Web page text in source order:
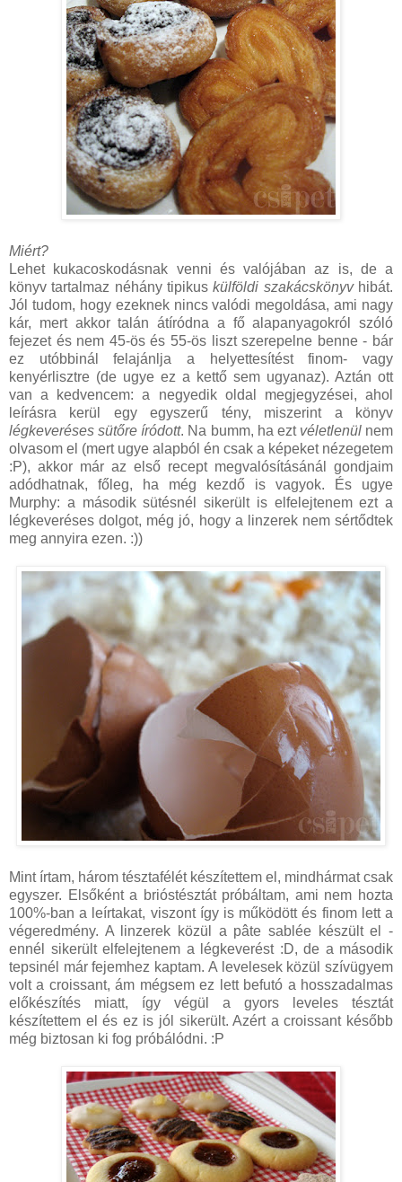
Miért?
Lehet kukacoskodásnak venni és valójában az is, de a
könyv tartalmaz néhány tipikuskülföldi szakácskönyv hibát.
Jól tudom, hogy ezeknek nincs valódi megoldása, ami nagy
kár, mert akkor talán átíródna a fő alapanyagokról szóló
fejezet és nem 45-ös és 55-ös liszt szerepelne benne - bár
ez utóbbinál felajánlja a helyettesítést finom- vagy
kenyérlisztre (de ugye ez a kettő sem ugyanaz). Aztán ott
van a kedvencem: a negyedik oldal megjegyzései, ahol
leírásra kerül egy egyszerű tény, miszerint a könyv
légkeveréses sütőre íródott. Na bumm, ha ezt véletlenül nem
olvasom el (mert ugye alapból én csak a képeket nézegetem
:P), akkor már az első recept megvalósításánál gondjaim
adódhatnak, főleg, ha még kezdő is vagyok. És ugye
Murphy: a második sütésnél sikerült is elfelejtenem ezt a
légkeveréses dolgot, még jó, hogy a linzerek nem sértődtek
meg annyira ezen. :))
Mint írtam, három tésztafélét készítettem el, mindhármat csak
egyszer. Elsőként a brióstésztát próbáltam, ami nem hozta
100%-ban a leírtakat, viszont így is működött és finom lett a
végeredmény. A linzerek közül a pâte sablée készült el -
ennél sikerült elfelejtenem a légkeverést :D, de a második
tepsinél már fejemhez kaptam. A levelesek közül szívügyem
volt a croissant, ám mégsem ez lett befutó a hosszadalmas
előkészítés miatt, így végül a gyors leveles tésztát
készítettem el és ez is jól sikerült. Azért a croissant később
még biztosan ki fog próbálódni. :P